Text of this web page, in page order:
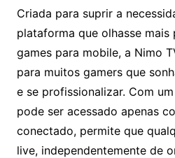
Criada para suprir a
plataforma que olhasse
games para mobile, a Nimo
para muitos gamers que
e se profissionalizar. Com
pode ser acessado apenas
conectado, permite que
live, independentemente de